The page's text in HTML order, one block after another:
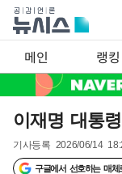
메인 랭킹
이재명 대통
기사등록 2026/06/14
구글에서 선호하는 매체